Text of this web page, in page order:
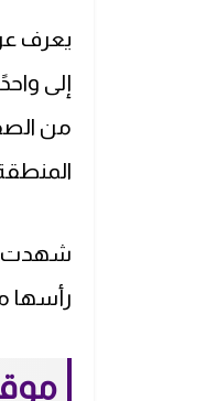
يعرف
إلى
من
شهدت
رأسها